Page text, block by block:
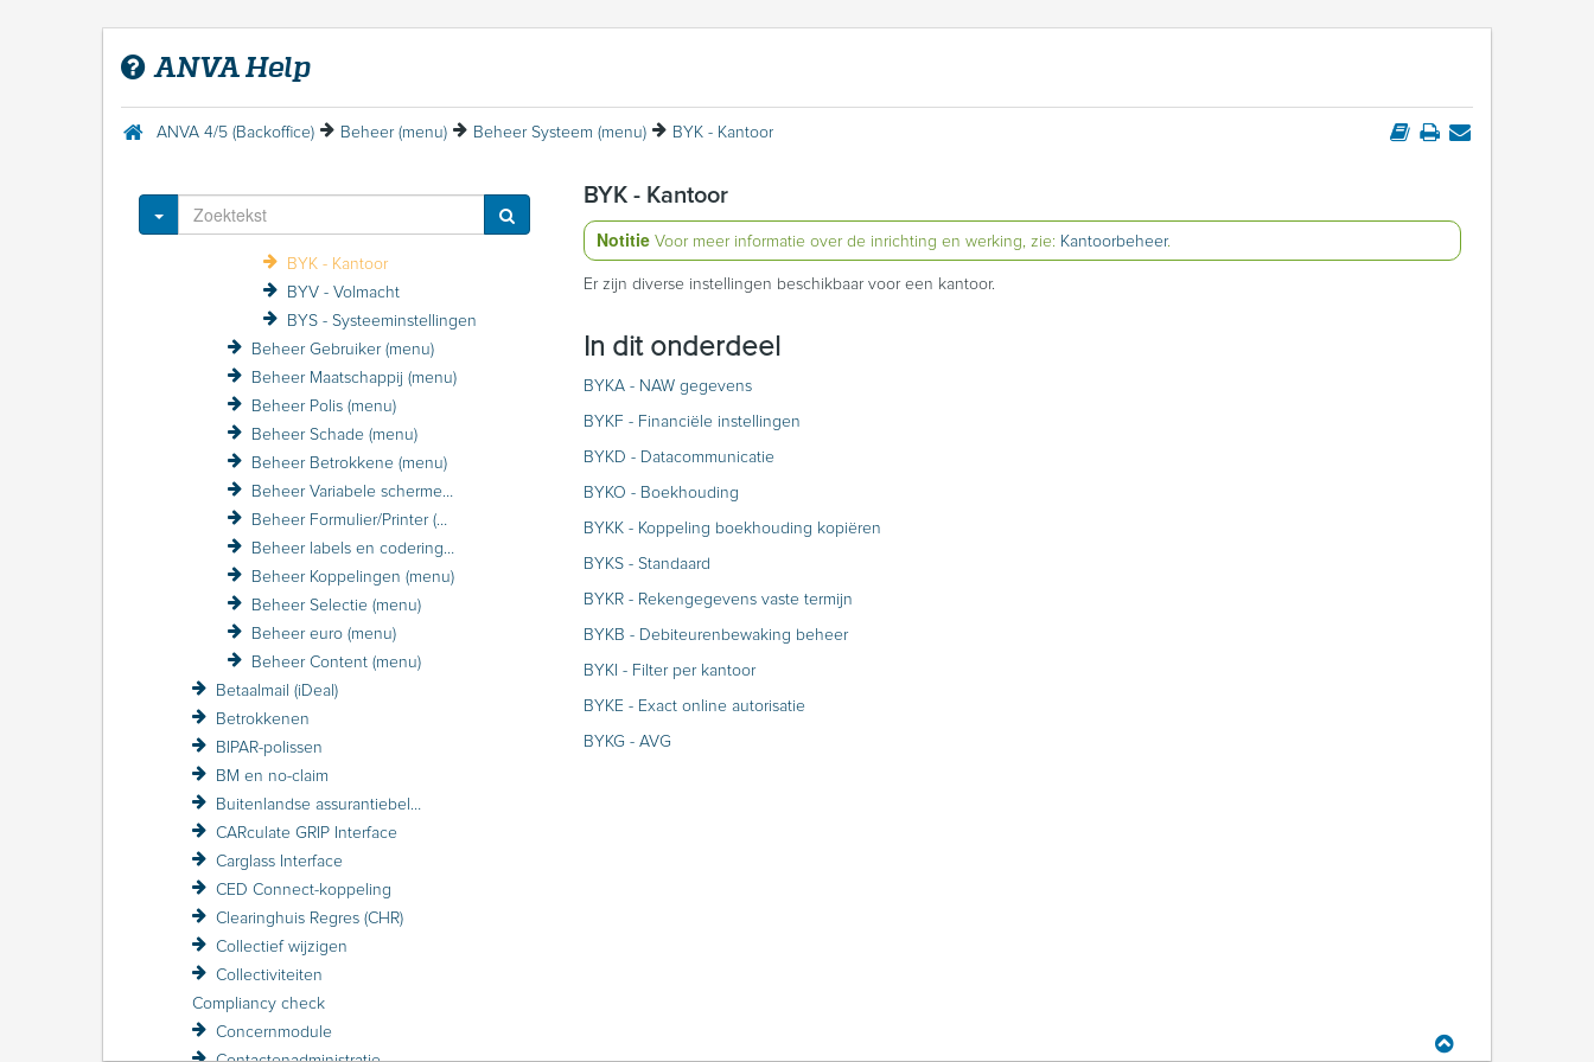
ANVA Help
ANVA 4/5 (Backoffice) Beheer (menu) Beheer Systeem (menu) BYK - Kantoor
Toggle Dropdown
AVG (privacy-wetgeving)
Batchverwerking
Beheer Systeem (menu)
BYC - Concern
BYK - Kantoor
BYV - Volmacht
BYS - Systeeminstellingen
Beheer Gebruiker (menu)
Beheer Maatschappij (menu)
Beheer Polis (menu)
Beheer Schade (menu)
Beheer Betrokkene (menu)
Beheer Variabele schermen (menu)
Beheer Formulier/Printer (menu)
Beheer labels en coderingen (menu)
Beheer Koppelingen (menu)
Beheer Selectie (menu)
Beheer euro (menu)
Beheer Content (menu)
Betaalmail (iDeal)
Betrokkenen
BIPAR-polissen
BM en no-claim
Buitenlandse assurantiebelasting BAB
CARculate GRIP Interface
Carglass Interface
CED Connect-koppeling
Clearinghuis Regres (CHR)
Collectief wijzigen
Collectiviteiten
Compliancy check
Concernmodule
BYK - Kantoor
Notitie Voor meer informatie over de inrichting en werking, zie: Kantoorbeheer.
Er zijn diverse instellingen beschikbaar voor een kantoor.
In dit onderdeel
BYKA - NAW gegevens
BYKF - Financiële instellingen
BYKD - Datacommunicatie
BYKO - Boekhouding
BYKK - Koppeling boekhouding kopiëren
BYKS - Standaard
BYKR - Rekengegevens vaste termijn
BYKB - Debiteurenbewaking beheer
BYKI - Filter per kantoor
BYKE - Exact online autorisatie
BYKG - AVG